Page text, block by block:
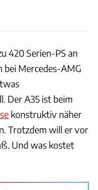
420 Serien-PS an
bei Mercedes-AMG
Der A35 ist beim
konstruktiv näher
Trotzdem will er vor
Und was kostet